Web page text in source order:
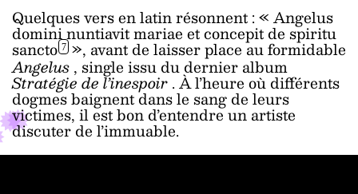
Quelques vers en latin résonnent : « Angelus
domini nuntiavit mariae et concepit de spiritu
sancto 7», avant de laisser place au formidable
Angelus, single issu du dernier album
Stratégie de l’inespoir. À l’heure où différents
dogmes baignent dans le sang de leurs
victimes, il est bon d’entendre un artiste
discuter de l’immuable.